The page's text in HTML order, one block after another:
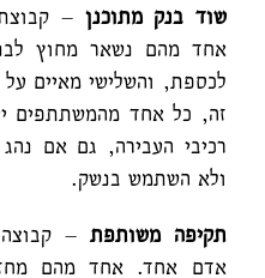
שוד בנק מתוכנן–
אחד מהם נשאר מחוץ
לכספת, והשלישי מאיים
זה, כל אחד מהמשתתפים
רכיבי העבירה, גם אם
ולא השתמש בנשק.
תקיפה משותפת– קבוצה
אדם אחד. אחד מהם